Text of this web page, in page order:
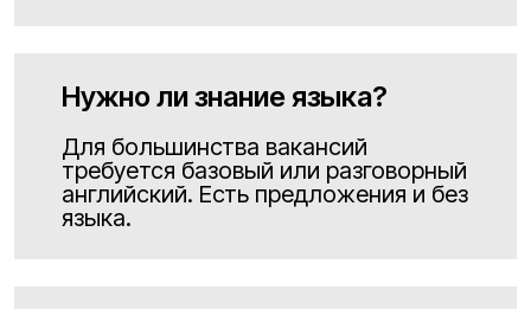
Нужно ли знание языка?
Для большинства вакансий
требуется базовый или разговорный
английский. Есть предложения и без
языка.